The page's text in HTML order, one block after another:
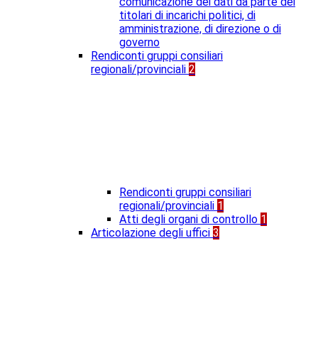
titolari di incarichi politici, di
amministrazione, di direzione o di
governo
Rendiconti gruppi consiliari
regionali/provinciali 2
Rendiconti gruppi consiliari
regionali/provinciali 1
Atti degli organi di controllo 1
Articolazione degli uffici 3